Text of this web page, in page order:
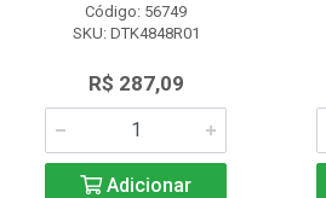
Código: 56749
SKU: DTK4848R01
R$ 287,09
Adicionar